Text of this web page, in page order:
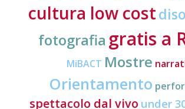
cultura low cost
fotografia gratis a
MiBACT Mostre
Orientamento
spettacolo dal vivo under